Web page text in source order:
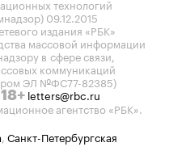
технологий
09.12.2015
издания «РБК»
массовой информации
в сфере связи,
коммуникаций
ЭЛ №ФС77-82385)
18+ letters@rbc.ru
агентство «РБК».
, Санкт-Петербургская